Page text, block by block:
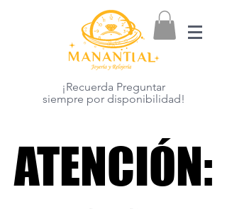
¡Recuerda Preguntar
siempre por disponibilidad!
ATENCIÓN:
ATENCIÓN: